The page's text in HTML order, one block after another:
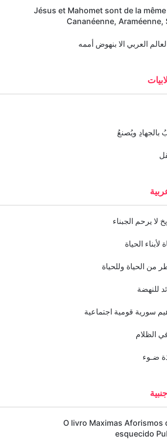
Jésus et Mahomet sont de la
Cananéenne, Araméenne,
العربي الا بنهوض أممه
بالجهادِ ويُصنعُ
لا يرحم الجبناء
لأبناء الحياة
من الحياة وللحياة
للنهضة
سورية قومية اجتماعية
الظلام
ضـوء
O livro Maximas Aforismos
esquecido